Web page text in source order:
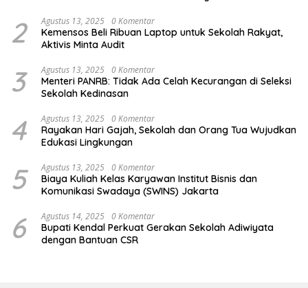
2 Agustus 13, 2025 0 Komentar
Kemensos Beli Ribuan Laptop untuk Sekolah Rakyat,
Aktivis Minta Audit
3 Agustus 13, 2025 0 Komentar
Menteri PANRB: Tidak Ada Celah Kecurangan di Seleksi
Sekolah Kedinasan
4 Agustus 13, 2025 0 Komentar
Rayakan Hari Gajah, Sekolah dan Orang Tua Wujudkan
Edukasi Lingkungan
5 Agustus 13, 2025 0 Komentar
Biaya Kuliah Kelas Karyawan Institut Bisnis dan
Komunikasi Swadaya (SWINS) Jakarta
6 Agustus 14, 2025 0 Komentar
Bupati Kendal Perkuat Gerakan Sekolah Adiwiyata
dengan Bantuan CSR